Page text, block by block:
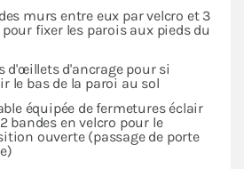
murs entre eux par velcro et 3
fixer les parois aux pieds du
d'œillets d'ancrage pour si
le bas de la paroi au sol
équipée de fermetures éclair
bandes en velcro pour le
ouverte (passage de porte